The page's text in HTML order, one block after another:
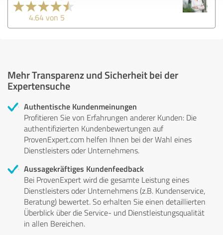
4.64 von 5
Mehr Transparenz und Sicherheit bei der
Expertensuche
Authentische Kundenmeinungen
Profitieren Sie von Erfahrungen anderer Kunden: Die
authentifizierten Kundenbewertungen auf
ProvenExpert.com helfen Ihnen bei der Wahl eines
Dienstleisters oder Unternehmens.
Aussagekräftiges Kundenfeedback
Bei ProvenExpert wird die gesamte Leistung eines
Dienstleisters oder Unternehmens (z.B. Kundenservice,
Beratung) bewertet. So erhalten Sie einen detaillierten
Überblick über die Service- und Dienstleistungsqualität
in allen Bereichen.